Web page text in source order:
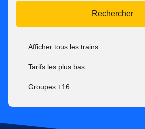
Rechercher
Afficher tous les trains
Tarifs les plus bas
Groupes +16